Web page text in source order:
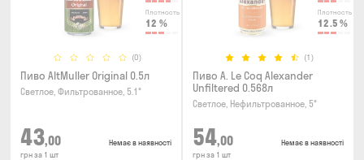
Плотность
12 %
(0)
Пиво AltMuller Original 0.5л
Светлое, Фильтрованное, 5.1°
43,00
грн за 1 шт
Немає в наявності
Плотность
12.5 %
(1)
Пиво A. Le Coq Alexander
Unfiltered 0.568л
Светлое, Нефильтрованное, 5°
54,00
грн за 1 шт
Немає в наявності